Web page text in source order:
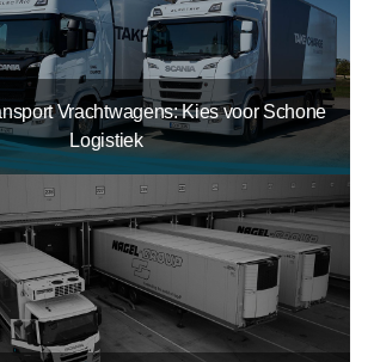
Vrachtwagens: Kies voor Schone
Logistiek